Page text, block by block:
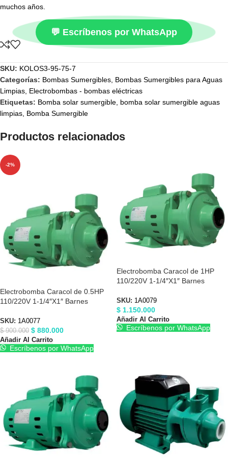
muchos años.
💬 Escríbenos por WhatsApp
SKU: KOLOS3-95-75-7
Categorías: Bombas Sumergibles Bombas Sumergibles para Aguas
Limpias Electrobombas - bombas eléctricas
Etiquetas: Bomba solar sumergible bomba solar sumergible aguas
limpias Bomba Sumergible
Productos relacionados
-2%
Electrobomba Caracol de 0.5HP
110/220V 1-1/4″X1″ Barnes
SKU: 1A0077
$900.000 $ 880.000
Añadir Al Carrito
Escríbenos por WhatsApp
Electrobomba Caracol de 1HP
110/220V 1-1/4″X1″ Barnes
SKU: 1A0079
$ 1.150.000
Añadir Al Carrito
Escríbenos por WhatsApp